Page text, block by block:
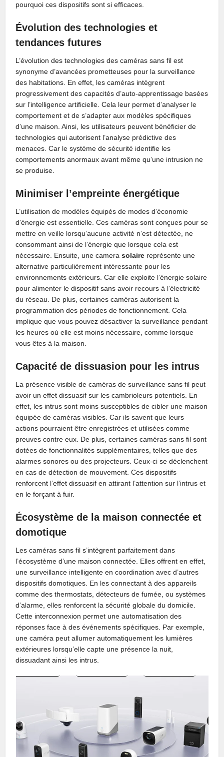
pourquoi ces dispositifs sont si efficaces.
Évolution des technologies et
tendances futures
L’évolution des technologies des caméras sans fil est
synonyme d’avancées prometteuses pour la surveillance
des habitations. En effet, les caméras intègrent
progressivement des capacités d’auto-apprentissage basées
sur l’intelligence artificielle. Cela leur permet d’analyser le
comportement et de s’adapter aux modèles spécifiques
d’une maison. Ainsi, les utilisateurs peuvent bénéficier de
technologies qui autorisent l’analyse prédictive des
menaces. Car le système de sécurité identifie les
comportements anormaux avant même qu’une intrusion ne
se produise.
Minimiser l’empreinte énergétique
L’utilisation de modèles équipés de modes d’économie
d’énergie est essentielle. Ces caméras sont conçues pour se
mettre en veille lorsqu’aucune activité n’est détectée, ne
consommant ainsi de l’énergie que lorsque cela est
nécessaire. Ensuite, une camerasolaire représente une
alternative particulièrement intéressante pour les
environnements extérieurs. Car elle exploite l’énergie solaire
pour alimenter le dispositif sans avoir recours à l’électricité
du réseau. De plus, certaines caméras autorisent la
programmation des périodes de fonctionnement. Cela
implique que vous pouvez désactiver la surveillance pendant
les heures où elle est moins nécessaire, comme lorsque
vous êtes à la maison.
Capacité de dissuasion pour les intrus
La présence visible de caméras de surveillance sans fil peut
avoir un effet dissuasif sur les cambrioleurs potentiels. En
effet, les intrus sont moins susceptibles de cibler une maison
équipée de caméras visibles. Car ils savent que leurs
actions pourraient être enregistrées et utilisées comme
preuves contre eux. De plus, certaines caméras sans fil sont
dotées de fonctionnalités supplémentaires, telles que des
alarmes sonores ou des projecteurs. Ceux-ci se déclenchent
en cas de détection de mouvement. Ces dispositifs
renforcent l’effet dissuasif en attirant l’attention sur l’intrus et
en le forçant à fuir.
Écosystème de la maison connectée et
domotique
Les caméras sans fil s’intègrent parfaitement dans
l’écosystème d’une maison connectée. Elles offrent en effet,
une surveillance intelligente en coordination avec d’autres
dispositifs domotiques. En les connectant à des appareils
comme des thermostats, détecteurs de fumée, ou systèmes
d’alarme, elles renforcent la sécurité globale du domicile.
Cette interconnexion permet une automatisation des
réponses face à des événements spécifiques. Par exemple,
une caméra peut allumer automatiquement les lumières
extérieures lorsqu’elle capte une présence la nuit,
dissuadant ainsi les intrus.